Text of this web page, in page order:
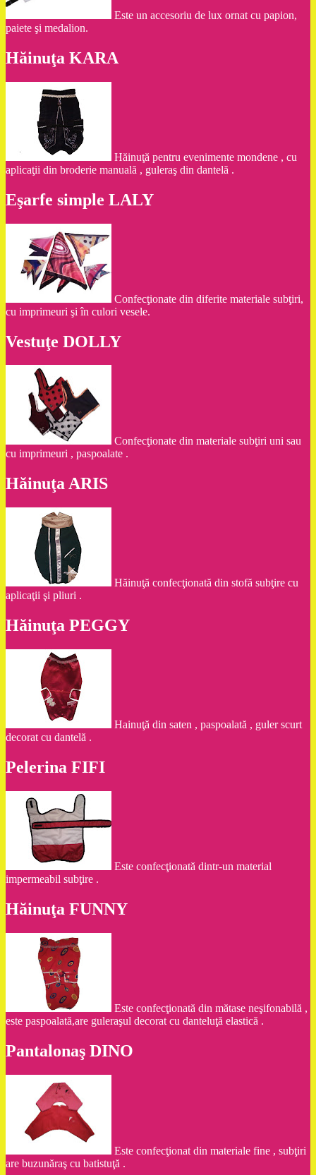
Este un accesoriu de lux ornat cu papion,
paiete şi medalion.
Hăinuţa KARA
Hăinuţă pentru evenimente mondene , cu
aplicaţii din broderie manuală , guleraş din dantelă .
Eşarfe simple LALY
Confecţionate din diferite materiale subţiri,
cu imprimeuri şi în culori vesele.
Vestuţe DOLLY
Confecţionate din materiale subţiri uni sau
cu imprimeuri , paspoalate .
Hăinuţa ARIS
Hăinuţă confecţionată din stofă subţire cu
aplicaţii şi pliuri .
Hăinuţa PEGGY
Hainuţă din saten , paspoalată , guler scurt
decorat cu dantelă .
Pelerina FIFI
Este confecţionată dintr-un material
impermeabil subţire .
Hăinuţa FUNNY
Este confecţionată din mătase neşifonabilă ,
este paspoalată,are guleraşul decorat cu danteluţă elastică .
Pantalonaş DINO
Este confecţionat din materiale fine , subţiri
are buzunăraş cu batistuţă .